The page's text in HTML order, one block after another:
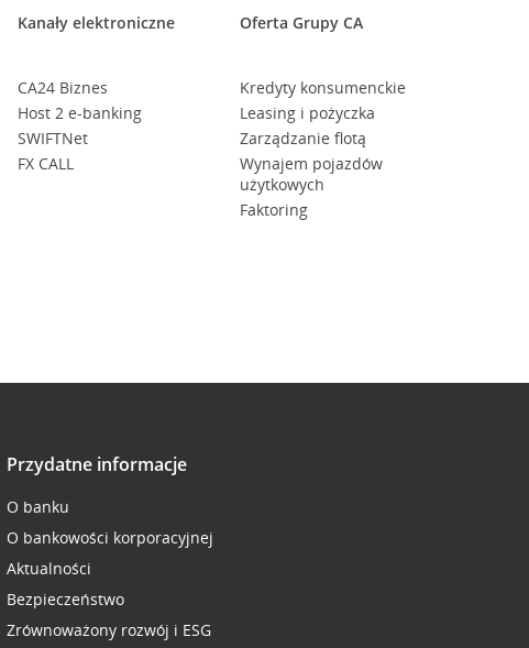
Kanały elektroniczne
CA24 Biznes
Host 2 e-banking
SWIFTNet
FX CALL
Oferta Grupy CA
Kredyty konsumenckie
Leasing i pożyczka
Zarządzanie flotą
Wynajem pojazdów
użytkowych
Faktoring
Przydatne informacje
O banku
O bankowości korporacyjnej
Aktualności
Bezpieczeństwo
Zrównoważony rozwój i ESG